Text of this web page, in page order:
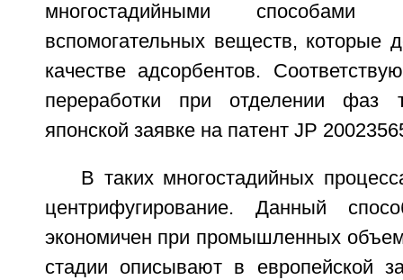
многостадийными способами
вспомогательных веществ, которые
качестве адсорбентов.
переработки при отделении фаз
японской заявке на патент JP
В таких многостадийных
центрифугирование. Данный
экономичен при промышленных
стадии описывают в европейской